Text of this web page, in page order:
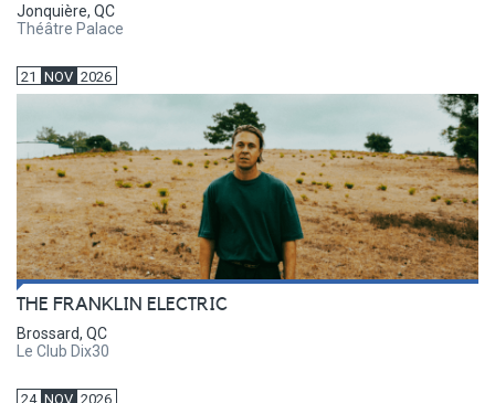
Jonquière, QC
Théâtre Palace
21 NOV 2026
THE FRANKLIN ELECTRIC
Brossard, QC
Le Club Dix30
24 NOV 2026